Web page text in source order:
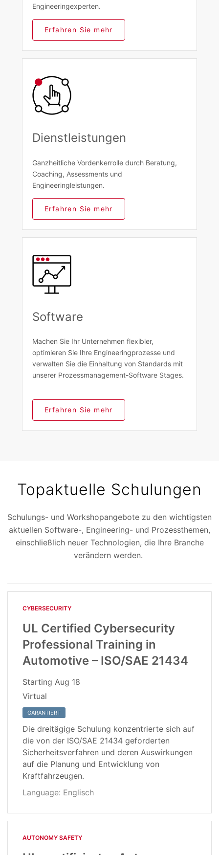
Engineeringexperten.
Erfahren Sie mehr
Dienstleistungen
Ganzheitliche Vordenkerrolle durch Beratung,
Coaching, Assessments und
Engineeringleistungen.
Erfahren Sie mehr
Software
Machen Sie Ihr Unternehmen flexibler,
optimieren Sie Ihre Engineeringprozesse und
verwalten Sie die Einhaltung von Standards mit
unserer Prozessmanagement-Software Stages.
Erfahren Sie mehr
Topaktuelle Schulungen
Schulungs- und Workshopangebote zu den wichtigsten
aktuellen Software-, Engineering- und Prozessthemen,
einschließlich neuer Technologien, die Ihre Branche
verändern werden.
CYBERSECURITY
UL Certified Cybersecurity
Professional Training in
Automotive – ISO/SAE 21434
Starting Aug 18
Virtual
GARANTIERT
Die dreitägige Schulung konzentrierte sich auf
die von der ISO/SAE 21434 geforderten
Sicherheitsverfahren und deren Auswirkungen
auf die Planung und Entwicklung von
Kraftfahrzeugen.
Language: Englisch
AUTONOMY SAFETY